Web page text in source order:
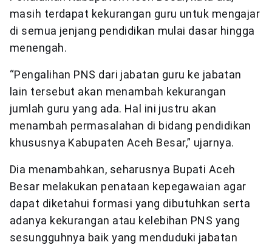
masih terdapat kekurangan guru untuk mengajar
di semua jenjang pendidikan mulai dasar hingga
menengah.
“Pengalihan PNS dari jabatan guru ke jabatan
lain tersebut akan menambah kekurangan
jumlah guru yang ada. Hal ini justru akan
menambah permasalahan di bidang pendidikan
khususnya Kabupaten Aceh Besar,” ujarnya.
Dia menambahkan, seharusnya Bupati Aceh
Besar melakukan penataan kepegawaian agar
dapat diketahui formasi yang dibutuhkan serta
adanya kekurangan atau kelebihan PNS yang
sesungguhnya baik yang menduduki jabatan